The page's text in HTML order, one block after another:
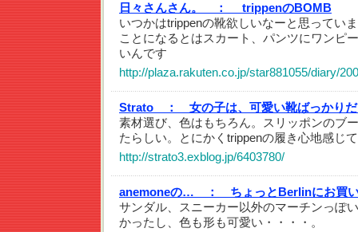
日々さんさん。 ：
trippenのBOMB
いつかはtrippenの靴欲しいなーと思ってい
ことになるとはスカート、パンツにワンピ
いんです
http://plaza.rakuten.co.jp/star881055/diary/
Strato ：
女の子は、可愛い靴ばっかり
素材選び、色はもちろん。スリッポンのブ
たらしい。とにかくtrippenの履き心地感じ
http://strato3.exblog.jp/6403780/
anemoneの… ：
ちょっとBerlinにお買
サンダル、スニーカー以外のマーチンっぽ
かったし、色も形も可愛い・・・・。